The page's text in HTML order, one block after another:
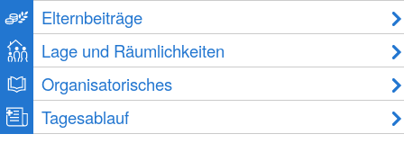
Elternbeiträge
Lage und Räumlichkeiten
Organisatorisches
Tagesablauf